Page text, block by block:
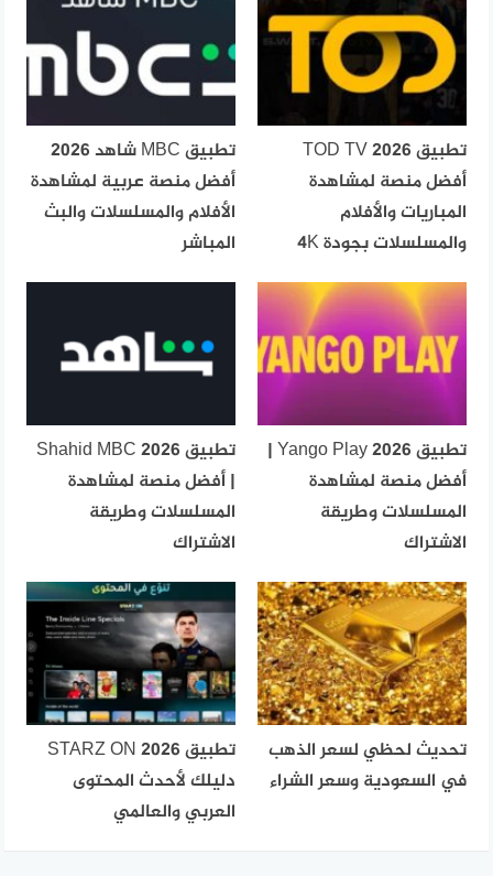
تطبيق TOD TV 2026
أفضل منصة لمشاهدة
المباريات والأفلام
والمسلسلات بجودة 4K
تطبيق MBC شاهد 2026
أفضل منصة عربية لمشاهدة
الأفلام والمسلسلات والبث
المباشر
تطبيق Yango Play 2026 |
أفضل منصة لمشاهدة
المسلسلات وطريقة
الاشتراك
تطبيق Shahid MBC 2026
| أفضل منصة لمشاهدة
المسلسلات وطريقة
الاشتراك
تحديث لحظي لسعر الذهب
في السعودية وسعر الشراء
تطبيق STARZ ON 2026
دليلك لأحدث المحتوى
العربي والعالمي